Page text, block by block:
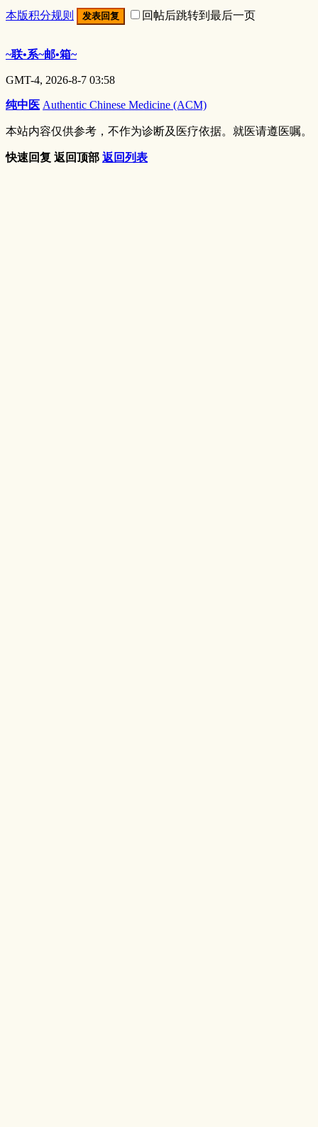
本版积分规则 发表回复 回帖后跳转到最后一页
~联•系~邮•箱~
GMT-4, 2026-8-7 03:58
纯中医 Authentic Chinese Medicine (ACM)
本站内容仅供参考，不作为诊断及医疗依据。就医请遵医嘱。
快速回复 返回顶部 返回列表